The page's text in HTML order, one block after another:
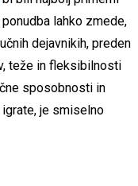
lahko zmede,
dejavnikih, preden
teže in fleksibilnosti
sposobnosti in
je smiselno